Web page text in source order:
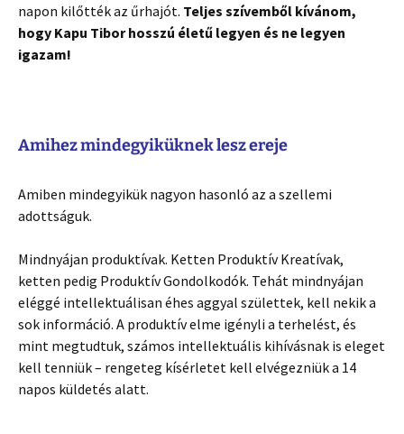
napon kilőtték az űrhajót. Teljes szívemből kívánom,
hogy Kapu Tibor hosszú életű legyen és ne legyen
igazam!
Amihez mindegyiküknek lesz ereje
Amiben mindegyikük nagyon hasonló az a szellemi
adottságuk.
Mindnyájan produktívak. Ketten Produktív Kreatívak,
ketten pedig Produktív Gondolkodók. Tehát mindnyájan
eléggé intellektuálisan éhes aggyal születtek, kell nekik a
sok információ. A produktív elme igényli a terhelést, és
mint megtudtuk, számos intellektuális kihívásnak is eleget
kell tenniük – rengeteg kísérletet kell elvégezniük a 14
napos küldetés alatt.